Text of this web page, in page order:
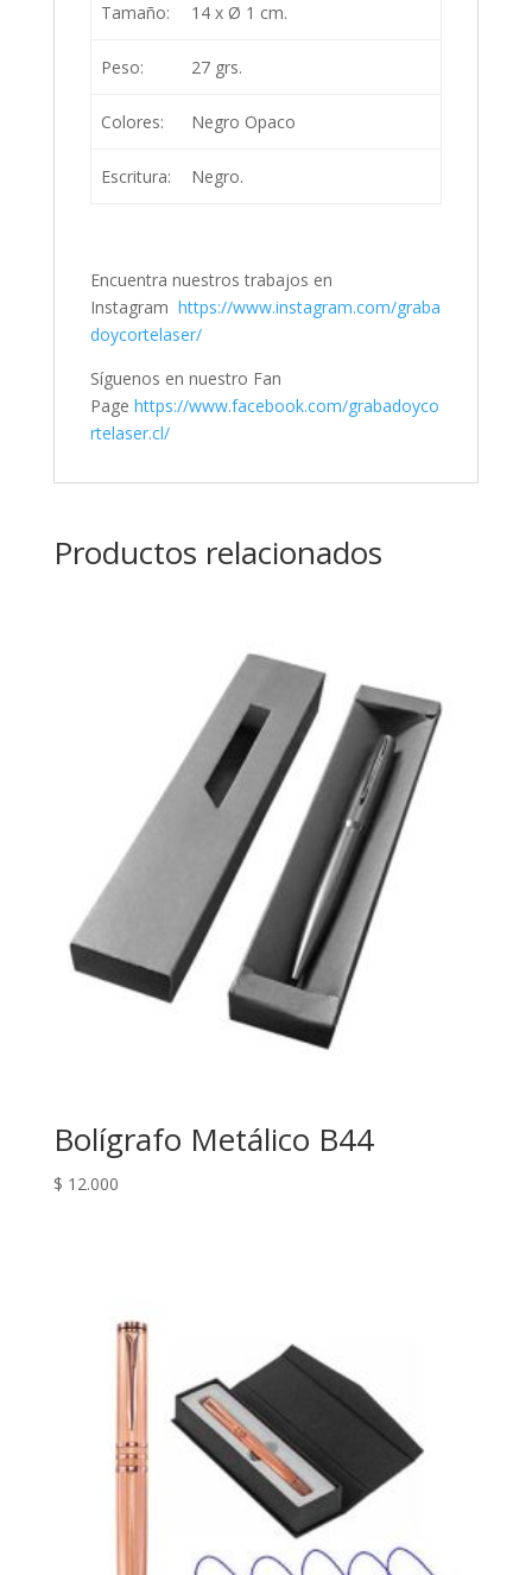
Tamaño: 14 x Ø 1 cm.
Peso: 27 grs.
Colores: Negro Opaco
Escritura: Negro.
Encuentra nuestros trabajos en
Instagram https://www.instagram.com/graba
doycortelaser/
Síguenos en nuestro Fan
Page https://www.facebook.com/grabadoyco
rtelaser.cl/
Productos relacionados
Bolígrafo Metálico B44
$ 12.000